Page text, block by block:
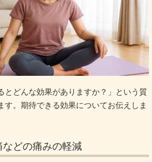
とどんな効果がありますか？」という質
す。期待できる効果についてお伝えしま
などの痛みの軽減